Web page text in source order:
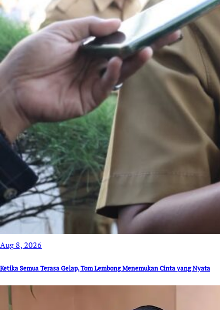
Aug 8, 2026
Ketika Semua Terasa Gelap, Tom Lembong Menemukan Cinta yang Nyata